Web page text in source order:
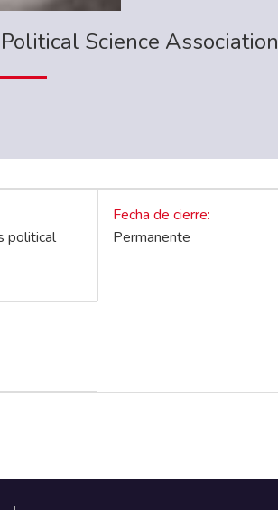
Science Association
political
Fecha de cierre
Permanente